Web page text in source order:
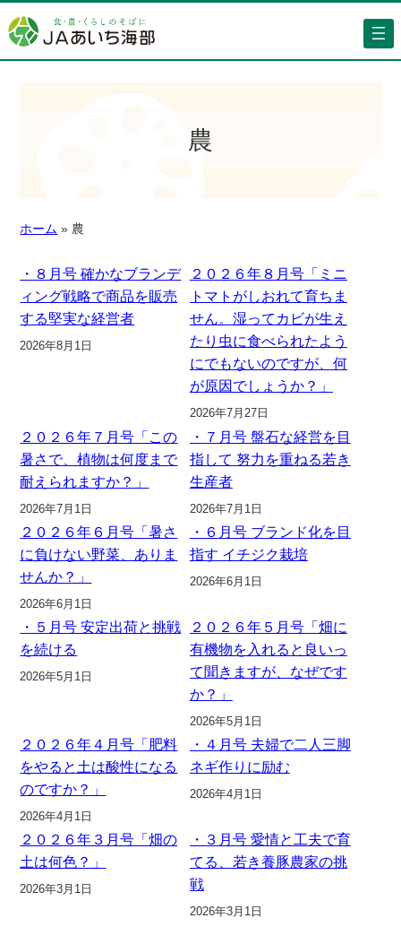
農
ホーム » 農
・８月号 確かなブランデ
ィング戦略で商品を販売
する堅実な経営者
2026年8月1日
２０２６年８月号「ミニ
トマトがしおれて育ちま
せん。湿ってカビが生え
たり虫に食べられたよう
にでもないのですが、何
が原因でしょうか？」
2026年7月27日
２０２６年７月号「この
暑さで、植物は何度まで
耐えられますか？」
2026年7月1日
・７月号 盤石な経営を目
指して 努力を重ねる若き
生産者
2026年7月1日
２０２６年６月号「暑さ
に負けない野菜、ありま
せんか？」
2026年6月1日
・６月号 ブランド化を目
指す イチジク栽培
2026年6月1日
・５月号 安定出荷と挑戦
を続ける
2026年5月1日
２０２６年５月号「畑に
有機物を入れると良いっ
て聞きますが、なぜです
か？」
2026年5月1日
２０２６年４月号「肥料
をやると土は酸性になる
のですか？」
2026年4月1日
・４月号 夫婦で二人三脚
ネギ作りに励む
2026年4月1日
２０２６年３月号「畑の
土は何色？」
2026年3月1日
・３月号 愛情と工夫で育
てる、若き養豚農家の挑
戦
2026年3月1日